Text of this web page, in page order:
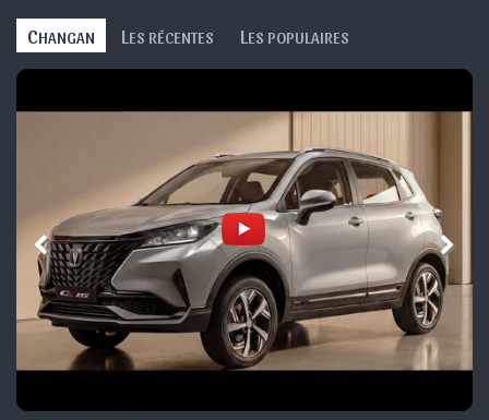
CHANGAN L ES RÉCENTES L ES POPULAIRES
Toutes les vidéos Changan »